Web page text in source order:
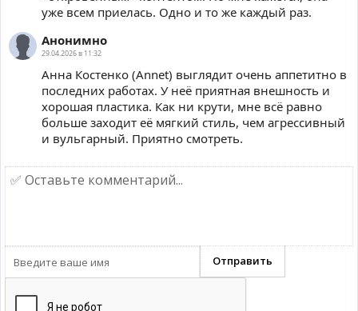
уже всем приелась. Одно и то же каждый раз.
Анонимно
29.04.2026 в 11:32
Анна Костенко (Annet) выглядит очень аппетитно в
последних работах. У неё приятная внешность и
хорошая пластика. Как ни крути, мне всё равно
больше заходит её мягкий стиль, чем агрессивный
и вульгарный. Приятно смотреть.